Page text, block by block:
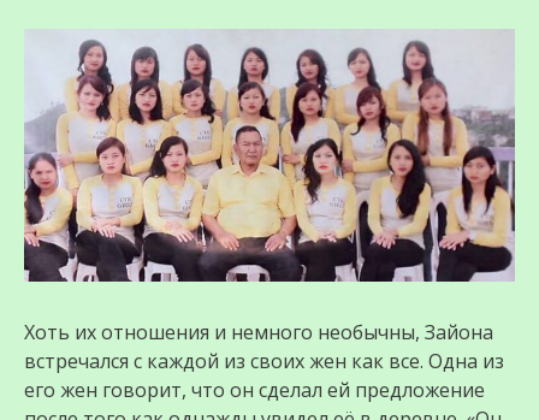
Хоть их отношения и немного необычны, Зайона
встречался с каждой из своих жен как все. Одна из
его жен говорит, что он сделал ей предложение